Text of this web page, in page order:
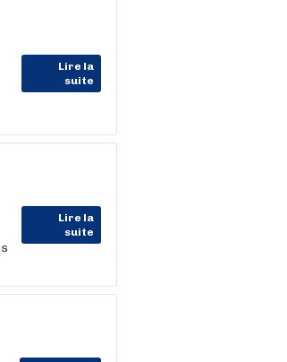
Lire la
suite
Lire la
suite